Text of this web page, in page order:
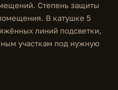
Степень защиты
В катушке 5
линий подсветки,
участкам под нужную